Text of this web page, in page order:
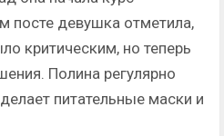
посте девушка отметила,
критическим, но теперь
Полина регулярно
питательные маски и